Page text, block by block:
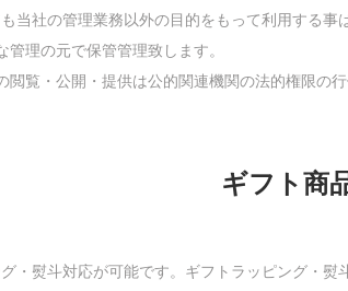
当社の管理業務以外の目的をもって利用する事
理の元で保管管理致します。
覧・公開・提供は公的関連機関の法的権限の
ギフト商
・熨斗対応が可能です。ギフトラッピング・